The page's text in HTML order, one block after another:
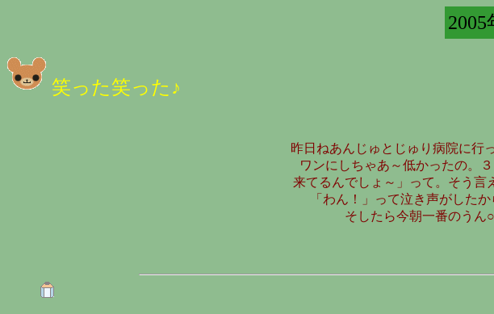
2005
笑った笑った♪
昨日ねあんじゅとじゅり病院に行
ワンにしちゃあ～低かったの。
来てるんでしょ～」って。そう言
「わん！」って泣き声がした
そしたら今朝一番のうん